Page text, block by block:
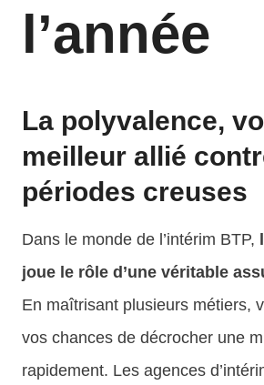
l’année
La polyvalence,
meilleur allié
périodes creuses
Dans le monde de l’intérim BTP,
joue le rôle d’une véritable
En maîtrisant plusieurs métiers,
vos chances de décrocher une
rapidement. Les agences